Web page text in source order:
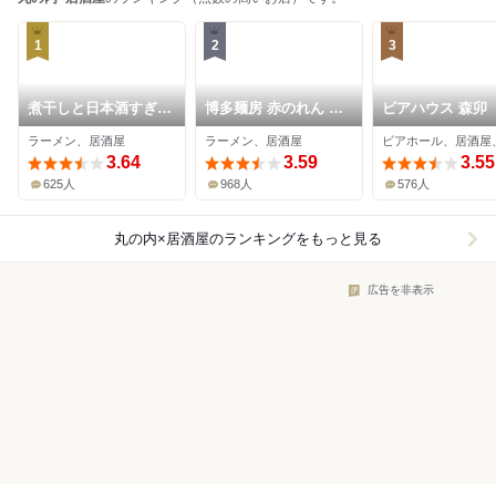
1
煮干しと日本酒すぎだ
ま
ラーメン、居酒屋
3.64
625人
2
博多麺房 赤のれん 丸
ビル店
ラーメン、居酒屋
3.59
968人
3
ビアハウス 森卯
ビアホール、居酒屋
3.55
576人
丸の内×居酒屋のランキングをもっと見る
広告を非表示